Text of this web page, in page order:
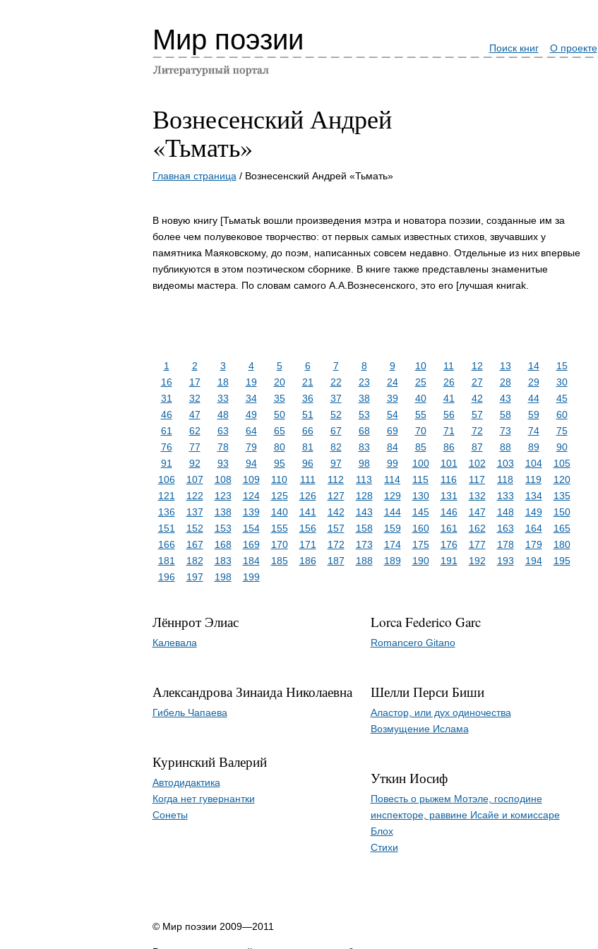
Мир поэзии Поиск книг О проекте
Вознесенский Андрей
«Тьмать»
Главная страница / Вознесенский Андрей «Тьмать»
В новую книгу [Тьматьk вошли произведения мэтра и новатора поэзии, созданные им за
более чем полувековое творчество: от первых самых известных стихов, звучавших у
памятника Маяковскому, до поэм, написанных совсем недавно. Отдельные из них впервые
публикуются в этом поэтическом сборнике. В книге также представлены знаменитые
видеомы мастера. По словам самого А.А.Вознесенского, это его [лучшая книгаk.
1 2 3 4 5 6 7 8 9 10 11 12 13 14
15
16
17 18 19 20 21 22 23 24 25 26 27 28 29
30
31
32 33 34 35 36 37 38 39 40 41 42 43 44
45
46
47 48 49 50 51 52 53 54 55 56 57 58 59
60
61
62 63 64 65 66 67 68 69 70 71 72 73 74
75
76
77 78 79 80 81 82 83 84 85 86 87 88 89
90
91
92 93 94 95 96 97 98 99 100 101 102 103 104
105
106
107 108 109 110 111 112 113 114 115 116 117 118 119
120
121
122 123 124 125 126 127 128 129 130 131 132 133 134
135
136
137 138 139 140 141 142 143 144 145 146 147 148 149
150
151
152 153 154 155 156 157 158 159 160 161 162 163 164
165
166
167 168 169 170 171 172 173 174 175 176 177 178 179
180
181
182 183 184 185 186 187 188 189 190 191 192 193 194
195
196
197 198 199
Лённрот Элиас
Калевала
Александрова Зинаида Николаевна
Гибель Чапаева
Куринский Валерий
Автодидактика
Когда нет гувернантки
Сонеты
Lorca Federico Garc
Romancero Gitano
Шелли Перси Биши
Аластор, или дух одиночества
Возмущение Ислама
Уткин Иосиф
Повесть о рыжем Мотэле, господине
инспекторе, раввине Исайе и комиссаре
Блох
Стихи
© Мир поэзии 2009—2011